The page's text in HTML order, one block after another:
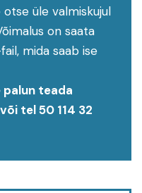
otse üle valmiskujul
on saata
mida saab ise
palun teada
tel 50 114 32